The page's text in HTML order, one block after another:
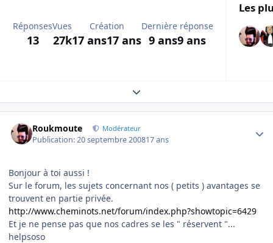
Réponses
13
Vues
27k
Création
17 ans17 ans
Dernière réponse
9 ans9 ans
Les
Expand topic overview
Roukmoute Modérateur
Publication:20 septembre 200817 ans
Bonjour à toi aussi !
Sur le forum, les sujets concernant nos ( petits ) avantages se
trouvent en partie privée.
http://www.cheminots.net/forum/index.php?showtopic=6429
Et je ne pense pas que nos cadres se les " réservent "...
helpsoso